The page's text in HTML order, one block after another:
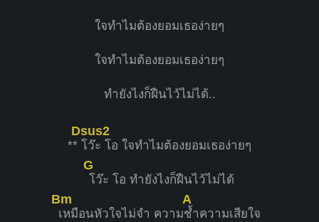
ใจทำไมต้องยอมเธอง่ายๆ
ใจทำไมต้องยอมเธอง่ายๆ
ทำยังไงก็ฝืนไว้ไม่ได้..
**
Dsus2
โว๊ะ โอ ใจทำไมต้องยอมเธอง่ายๆ
G
โว๊ะ โอ ทำยังไงก็ฝืนไว้ไม่ได้
Bm
เหมือนหัวใจไม่จำ ความ
A
ช้ำความเสียใจ